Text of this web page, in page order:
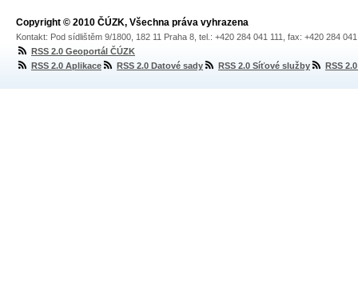
Copyright © 2010 ČÚZK, Všechna práva vyhrazena
Kontakt: Pod sídlištěm 9/1800, 182 11 Praha 8, tel.: +420 284 041 111, fax: +420 284
RSS 2.0 Geoportál ČÚZK
RSS 2.0 Aplikace
RSS 2.0 Datové sady RSS 2.0 Síťové služby RSS